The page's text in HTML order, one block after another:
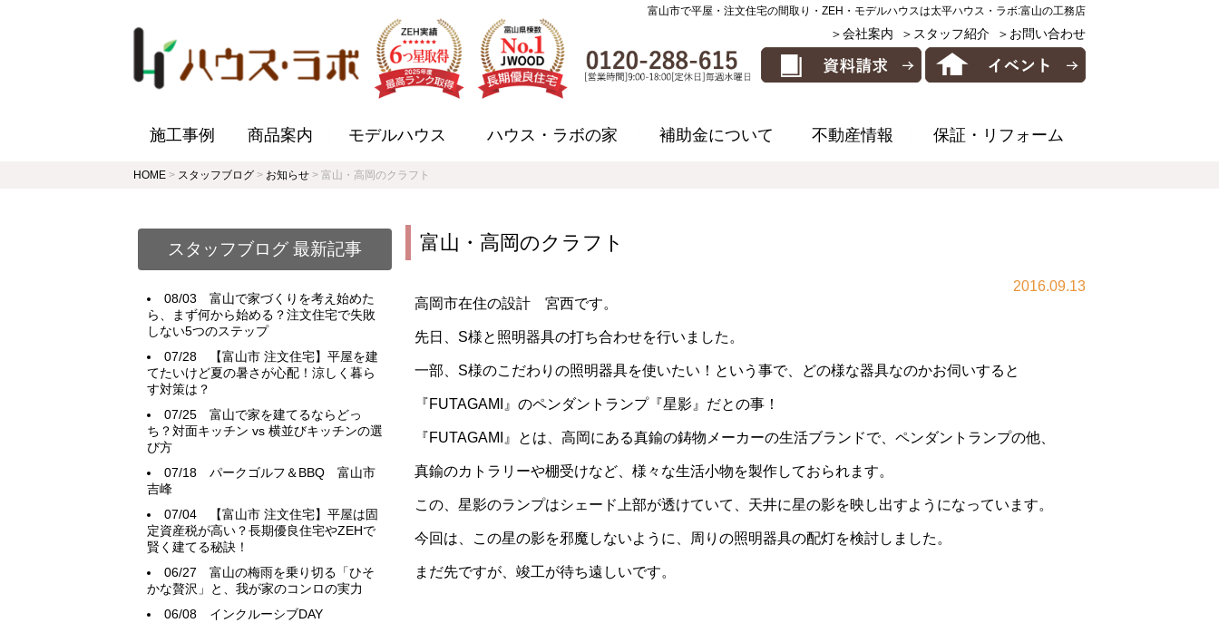
富山市で平屋・注文住宅の間取り・ZEH・モデルハウスは太平ハウス・ラボ:富山の工務店
＞会社案内 ＞スタッフ紹介 ＞お問い合わせ
施工事例 商品案内 モデルハウス ハウス・ラボの家 補助金について 不動産情報 保証・リフォーム
HOME > スタッフブログ > お知らせ > 富山・高岡のクラフト
富山・高岡のクラフト
2016.09.13
高岡市在住の設計 宮西です。
先日、S様と照明器具の打ち合わせを行いました。
一部、S様のこだわりの照明器具を使いたい！という事で、どの様な器具なのかお伺いすると
『FUTAGAMI』のペンダントランプ『星影』だとの事！
『FUTAGAMI』とは、高岡にある真鍮の鋳物メーカーの生活ブランドで、ペンダントランプの他、
真鍮のカトラリーや棚受けなど、様々な生活小物を製作しておられます。
この、星影のランプはシェード上部が透けていて、天井に星の影を映し出すようになっています。
今回は、この星の影を邪魔しないように、周りの照明器具の配灯を検討しました。
まだ先ですが、竣工が待ち遠しいです。
スタッフブログ 最新記事
08/03 富山で家づくりを考え始めた
ら、まず何から始める？注文住宅で失敗
しない5つのステップ
07/28
【富山市 注文住宅】平屋を建
てたいけど夏の暑さが心配！涼しく暮ら
す対策は？
07/25 富山で家を建てるならどっ
ち？対面キッチン vs 横並びキッチンの選
び方
07/18 パークゴルフ＆BBQ 富山市
吉峰
07/04
【富山市 注文住宅】平屋は固
定資産税が高い？長期優良住宅やZEHで
賢く建てる秘訣！
06/27 富山の梅雨を乗り切る「ひそ
かな贅沢」と、我が家のコンロの実力
06/08 インクルーシブDAY